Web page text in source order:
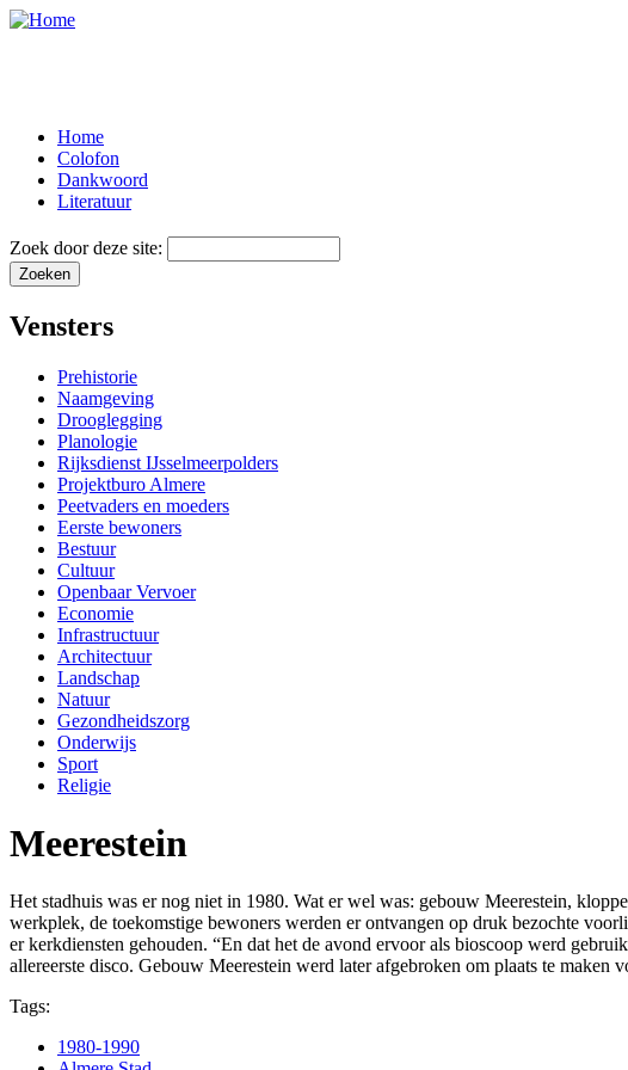
Home
Colofon
Dankwoord
Literatuur
Zoek door deze site:
Vensters
Prehistorie
Naamgeving
Drooglegging
Planologie
Rijksdienst IJsselmeerpolders
Projektburo Almere
Peetvaders en moeders
Eerste bewoners
Bestuur
Cultuur
Openbaar Vervoer
Economie
Infrastructuur
Architectuur
Landschap
Natuur
Gezondheidszorg
Onderwijs
Sport
Religie
Meerestein
Het stadhuis was er nog niet in 1980. Wat er wel was: gebouw Meerestein,
werkplek, de toekomstige bewoners werden er ontvangen op druk bezochte
er kerkdiensten gehouden. “En dat het de avond ervoor als bioscoop werd
allereerste disco. Gebouw Meerestein werd later afgebroken om plaats te maken
Tags:
1980-1990